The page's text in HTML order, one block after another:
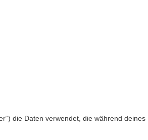
die Daten verwendet, die während